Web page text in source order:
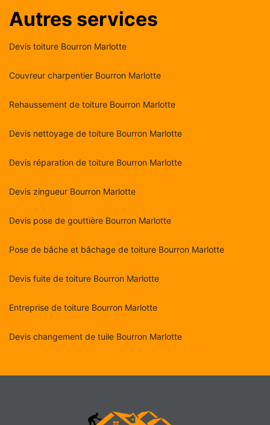
Autres services
Devis toiture Bourron Marlotte
Couvreur charpentier Bourron Marlotte
Rehaussement de toiture Bourron Marlotte
Devis nettoyage de toiture Bourron Marlotte
Devis réparation de toiture Bourron Marlotte
Devis zingueur Bourron Marlotte
Devis pose de gouttière Bourron Marlotte
Pose de bâche et bâchage de toiture Bourron Marlotte
Devis fuite de toiture Bourron Marlotte
Entreprise de toiture Bourron Marlotte
Devis changement de tuile Bourron Marlotte